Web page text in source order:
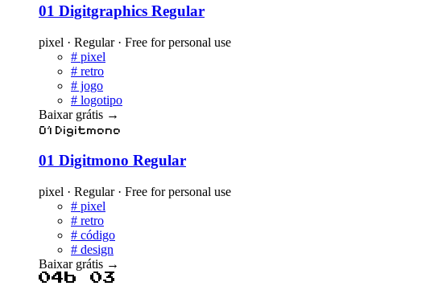
01 Digitgraphics Regular
pixel · Regular · Free for personal use
# pixel
# retro
# jogo
# logotipo
Baixar grátis →
01 Digitmono
01 Digitmono Regular
pixel · Regular · Free for personal use
# pixel
# retro
# código
# design
Baixar grátis →
04b 03